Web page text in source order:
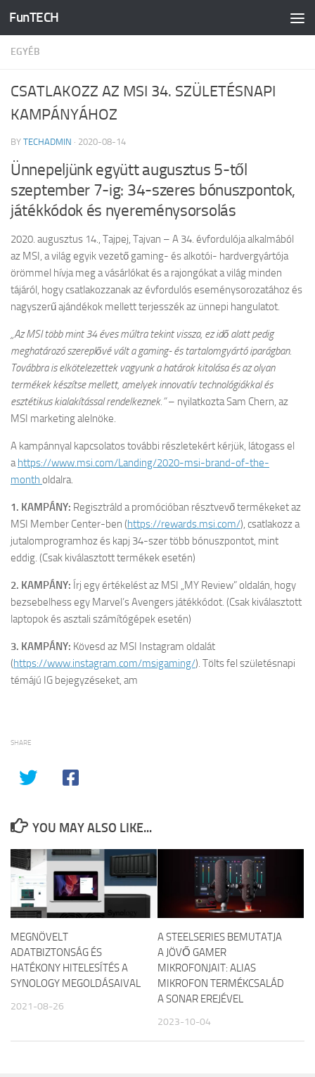
Skip to content
FunTECH
EGYÉB
CSATLAKOZZ AZ MSI 34. SZÜLETÉSNAPI
KAMPÁNYÁHOZ
BY TECHADMIN · 2020-08-14
Ünnepeljünk együtt augusztus 5-től
szeptember 7-ig: 34-szeres bónuszpontok,
játékkódok és nyereménysorsolás
2020. augusztus 14., Tajpej, Tajvan – A 34. évfordulója alkalmából
az MSI, a világ egyik vezető gaming- és alkotói- hardvergyártója
örömmel hívja meg a vásárlókat és a rajongókat a világ minden
tájáról, hogy csatlakozzanak az évfordulós eseménysorozatához és
nagyszerű ajándékok mellett terjesszék az ünnepi hangulatot.
„Az MSI több mint 34 éves múltra tekint vissza, ez idő alatt pedig
meghatározó szereplővé vált a gaming- és tartalomgyártó iparágban.
Továbbra is elkötelezettek vagyunk a határok kitolása és az olyan
termékek készítse mellett, amelyek innovatív technológiákkal és
esztétikus kialakítással rendelkeznek.”– nyilatkozta Sam Chern, az
MSI marketing alelnöke.
A kampánnyal kapcsolatos további részletekért kérjük, látogass el
ahttps://www.msi.com/Landing/2020-msi-brand-of-the-
month oldalra.
1. KAMPÁNY: Regisztráld a promócióban résztvevő termékeket az
MSI Member Center-ben (https://rewards.msi.com/), csatlakozz a
jutalomprogramhoz és kapj 34-szer több bónuszpontot, mint
eddig. (Csak kiválasztott termékek esetén)
2. KAMPÁNY: Írj egy értékelést az MSI „MY Review” oldalán, hogy
bezsebelhess egy Marvel’s Avengers játékkódot. (Csak kiválasztott
laptopok és asztali számítógépek esetén)
3. KAMPÁNY: Kövesd az MSI Instagram oldalát
(https://www.instagram.com/msigaming/). Tölts fel születésnapi
témájú IG bejegyzéseket, am
SHARE
YOU MAY ALSO LIKE...
MEGNÖVELT
ADATBIZTONSÁG ÉS
HATÉKONY HITELESÍTÉS A
SYNOLOGY MEGOLDÁSAIVAL
2021-08-26
A STEELSERIES BEMUTATJA
A JÖVŐ GAMER
MIKROFONJAIT: ALIAS
MIKROFON TERMÉKCSALÁD
A SONAR EREJÉVEL
2023-10-04